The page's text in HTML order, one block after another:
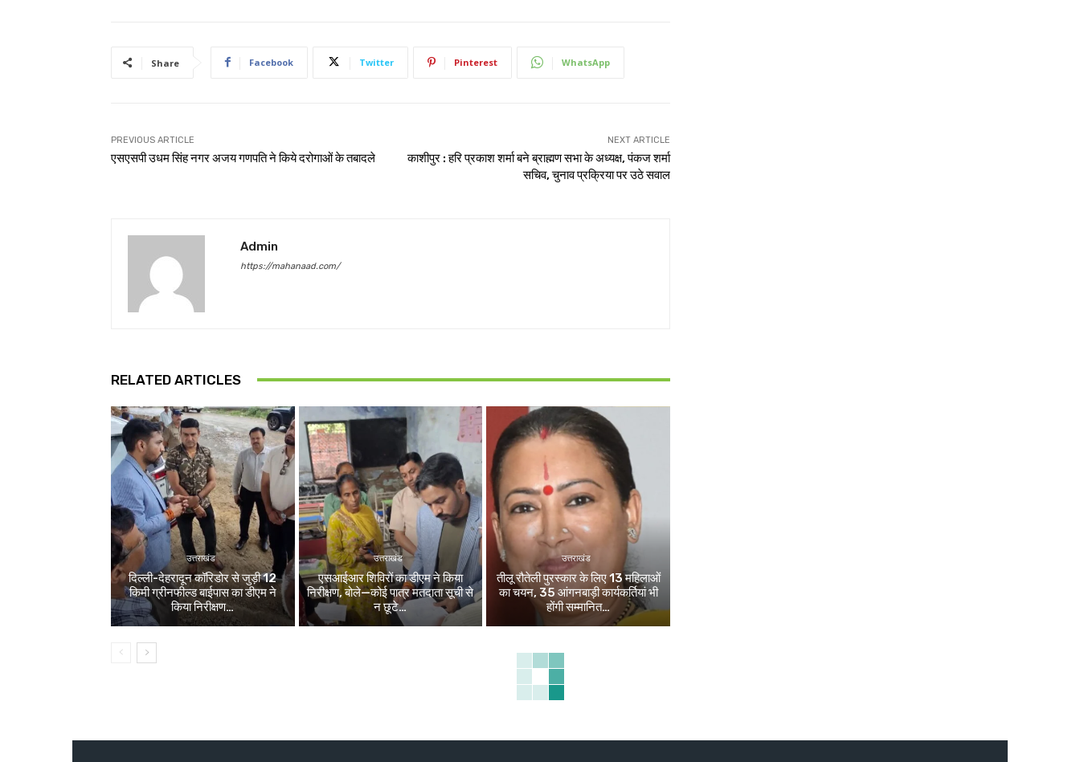
Share Facebook Twitter Pinterest WhatsApp
PREVIOUS ARTICLE
एसएसपी उधम सिंह नगर अजय गणपति ने किये दरोगाओं के तबादले
NEXT ARTICLE
काशीपुर : हरि प्रकाश शर्मा बने ब्राह्मण सभा के अध्यक्ष, पंकज शर्मा
सचिव, चुनाव प्रक्रिया पर उठे सवाल
Admin
https://mahanaad.com/
RELATED ARTICLES
उत्तराखंड
दिल्ली-देहरादून कॉरिडोर से जुड़ी 12
किमी ग्रीनफील्ड बाईपास का डीएम ने
किया निरीक्षण…
उत्तराखंड
एसआईआर शिविरों का डीएम ने किया
निरीक्षण, बोले—कोई पात्र मतदाता सूची से
न छूटे…
उत्तराखंड
तीलू रौतेली पुरस्कार के लिए 13 महिलाओं
का चयन, 35 आंगनबाड़ी कार्यकर्तियां भी
होंगी सम्मानित…